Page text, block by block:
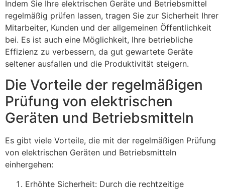
Indem Sie Ihre elektrischen Geräte und Betriebsmittel
regelmäßig prüfen lassen, tragen Sie zur Sicherheit Ihrer
Mitarbeiter, Kunden und der allgemeinen Öffentlichkeit
bei. Es ist auch eine Möglichkeit, Ihre betriebliche
Effizienz zu verbessern, da gut gewartete Geräte
seltener ausfallen und die Produktivität steigern.
Die Vorteile der regelmäßigen
Prüfung von elektrischen
Geräten und Betriebsmitteln
Es gibt viele Vorteile, die mit der regelmäßigen Prüfung
von elektrischen Geräten und Betriebsmitteln
einhergehen:
Erhöhte Sicherheit: Durch die rechtzeitige